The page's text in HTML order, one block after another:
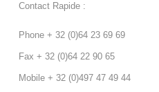
Contact Rapide :
Phone + 32 (0)64 23 69 69
Fax + 32 (0)64 22 90 65
Mobile + 32 (0)497 47 49 44